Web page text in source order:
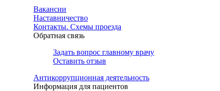
Вакансии
Наставничество
Контакты. Схемы проезда
Обратная связь
Задать вопрос главному врачу
Оставить отзыв
Антикоррупционная деятельность
Информация для пациентов